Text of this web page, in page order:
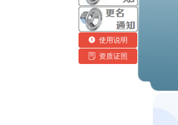
넅 使用说明
ꂓ 资质证照